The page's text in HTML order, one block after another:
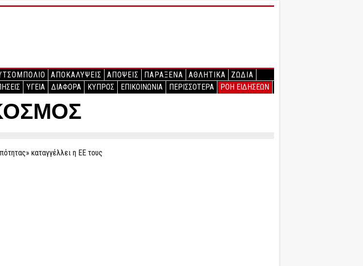
ΑΠΟΚΑΛΥΨΕΙΣ ΑΠΟΨΕΙΣ ΠΑΡΑΞΕΝΑ ΑΘΛΗΤΙΚΑ
ΖΩΔΙΑ
ΥΓΕΙΑ ΔΙΑΦΟΡΑ ΚΥΠΡΟΣ ΕΠΙΚΟΙΝΩΝΙΑ ΠΕΡΙΣΣΟΤΕΡΑ ΡΟΗ ΕΙΔΗΣΕΩΝ